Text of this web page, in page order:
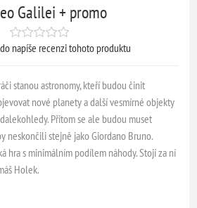
Galilei + promo
napíše recenzi tohoto produktu
stanou astronomy, kteří budou činit
nové planety a další vesmírné objekty
Přitom se ale budou muset
neskončili stejně jako Giordano Bruno.
hra s minimálním podílem náhody. Stojí za ní
Holek.